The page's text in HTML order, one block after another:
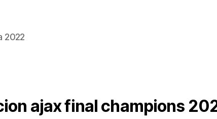
2022
ajax final champions